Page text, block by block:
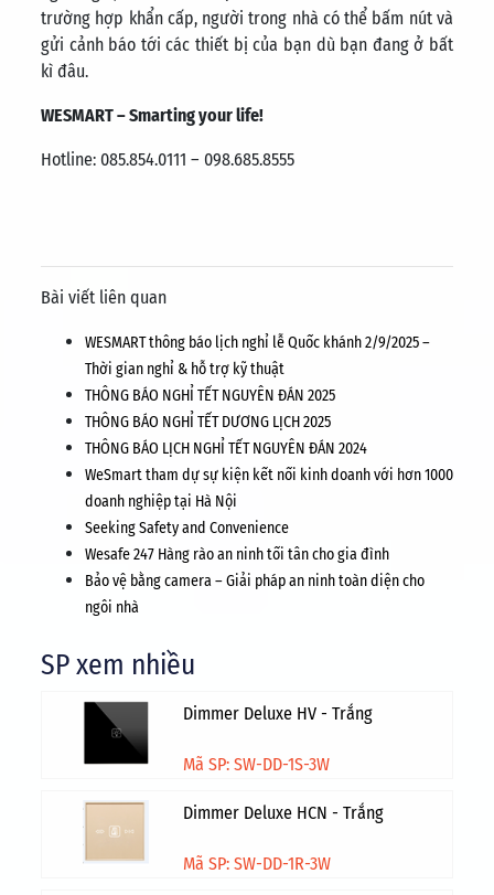
trường hợp khẩn cấp, người trong nhà có thể bấm nút và
gửi cảnh báo tới các thiết bị của bạn dù bạn đang ở bất
kì đâu.
WESMART – Smarting your life!
Hotline: 085.854.0111 – 098.685.8555
Bài viết liên quan
WESMART thông báo lịch nghỉ lễ Quốc khánh 2/9/2025 –
Thời gian nghỉ & hỗ trợ kỹ thuật
THÔNG BÁO NGHỈ TẾT NGUYÊN ĐÁN 2025
THÔNG BÁO NGHỈ TẾT DƯƠNG LỊCH 2025
THÔNG BÁO LỊCH NGHỈ TẾT NGUYÊN ĐÁN 2024
WeSmart tham dự sự kiện kết nối kinh doanh với hơn 1000
doanh nghiệp tại Hà Nội
Seeking Safety and Convenience
Wesafe 247 Hàng rào an ninh tối tân cho gia đình
Bảo vệ bằng camera – Giải pháp an ninh toàn diện cho
ngôi nhà
SP xem nhiều
Dimmer Deluxe HV - Trắng
Mã SP: SW-DD-1S-3W
Dimmer Deluxe HCN - Trắng
Mã SP: SW-DD-1R-3W